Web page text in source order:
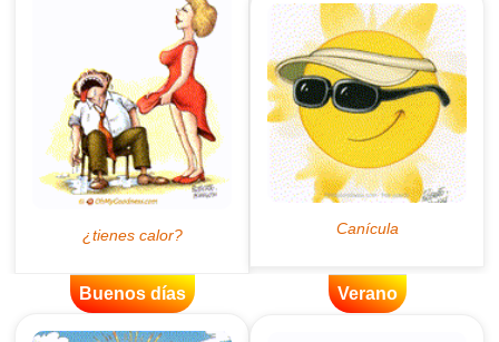
Buenos días Verano